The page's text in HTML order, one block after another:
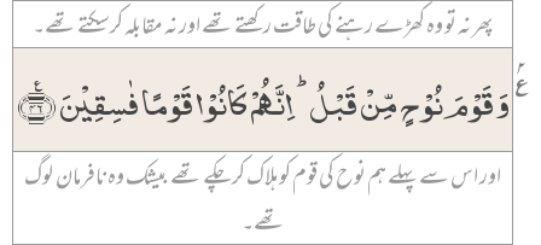
پھر نہ تو وہ کھڑے رہنے کی طاقت رکھتے تھے اور نہ مقابلہ کر سکتے تھے۔
وَ قَوۡمَ نُوۡحٍ مِّنۡ قَبۡلُ ؕ اِنَّہُمۡ کَانُوۡا قَوۡمًا فٰسِقِیۡنَ ﴿٪۴۶﴾٪۲
اور اس سے پہلے ہم نوح کی قوم کو ہلاک کر چکے تھے بیشک وہ نافرمان لوگ
تھے۔